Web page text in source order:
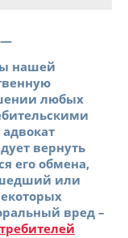
—
нашей
любых
вернуть
его обмена,
или
вред –